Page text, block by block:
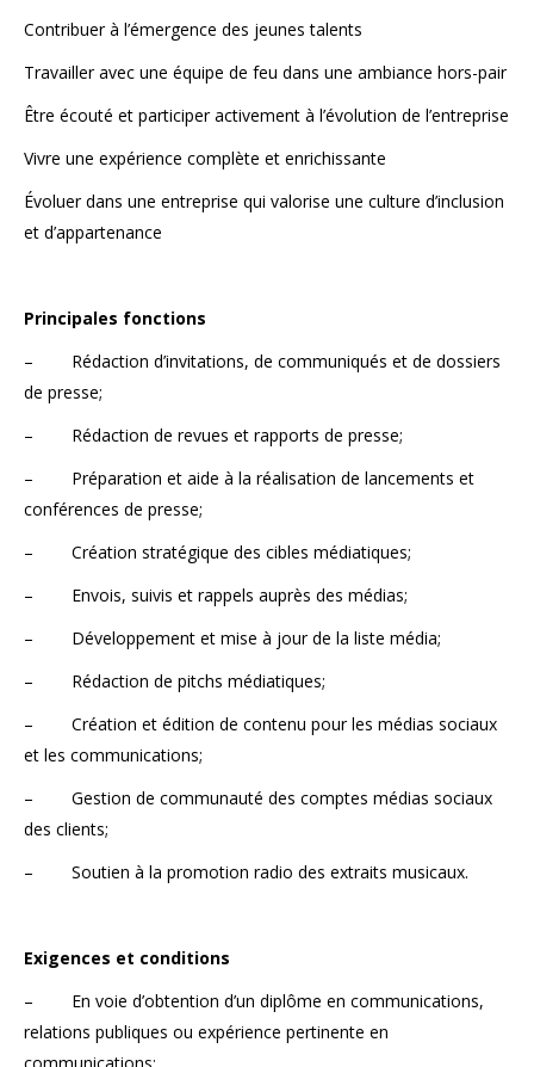
Contribuer à l’émergence des jeunes talents
Travailler avec une équipe de feu dans une ambiance hors-pair
Être écouté et participer activement à l’évolution de l’entreprise
Vivre une expérience complète et enrichissante
Évoluer dans une entreprise qui valorise une culture d’inclusion
et d’appartenance
Principales fonctions
– Rédaction d’invitations, de communiqués et de dossiers
de presse;
– Rédaction de revues et rapports de presse;
– Préparation et aide à la réalisation de lancements et
conférences de presse;
– Création stratégique des cibles médiatiques;
– Envois, suivis et rappels auprès des médias;
– Développement et mise à jour de la liste média;
– Rédaction de pitchs médiatiques;
– Création et édition de contenu pour les médias sociaux
et les communications;
– Gestion de communauté des comptes médias sociaux
des clients;
– Soutien à la promotion radio des extraits musicaux.
Exigences et conditions
– En voie d’obtention d’un diplôme en communications,
relations publiques ou expérience pertinente en